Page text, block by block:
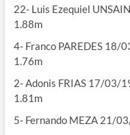
22- Luis Ezequiel
1.88m
4- Franco PAREDES 18/
1.76m
2- Adonis FRIAS 17/03/
1.81m
5- Fernando MEZA 21/